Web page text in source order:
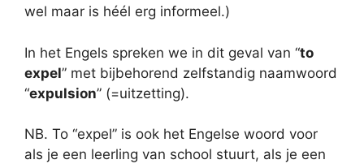
wel maar is héél erg informeel.)
In het Engels spreken we in dit geval van “to
expel” met bijbehorend zelfstandig naamwoord
“expulsion” (=uitzetting).
NB. To “expel” is ook het Engelse woord voor
als je een leerling van school stuurt, als je een